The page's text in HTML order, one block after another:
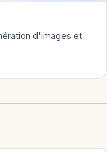
d'images et